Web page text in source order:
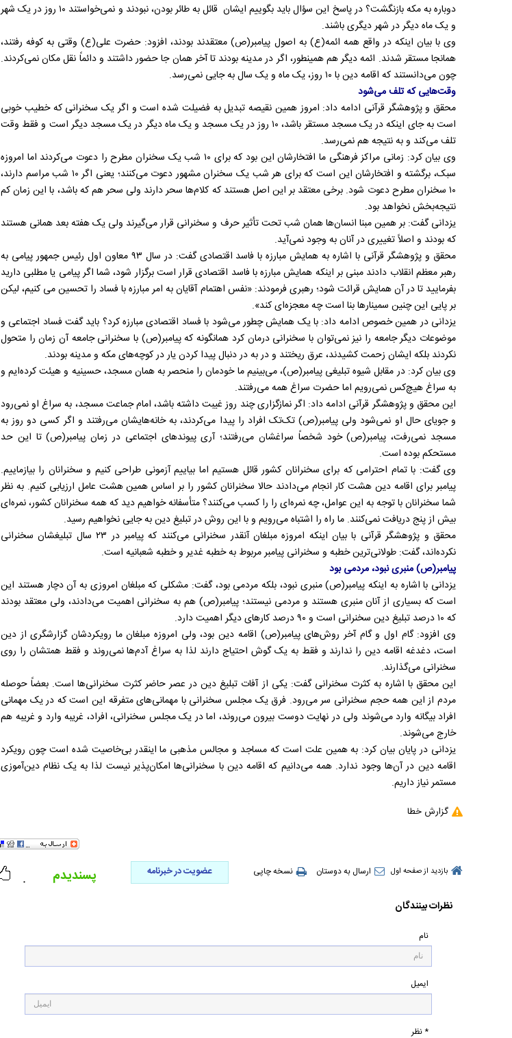
دوباره به مکه بازنگشت؟ در پاسخ این سؤال باید بگوییم ایشان قائل به طائر بودن، نبودند و نمی‌خواستند ۱۰ روز در یک شهر
و یک ماه دیگر در شهر دیگری باشند.
وی با بیان اینکه در واقع همه ائمه(ع) به اصول پیامبر(ص) معتقدند بودند، افزود: حضرت علی(ع) وقتی به کوفه رفتند،
همان‎جا مستقر شدند. ائمه دیگر هم همینطور، اگر در مدینه بودند تا آخر همان جا حضور داشتند و دائماً نقل مکان نمی‌کردند.
چون می‌دانستند که اقامه دین با ۱۰ روز، یک ماه و یک سال به جایی نمی‌رسد.
وقت‌هایی که تلف می‌شود
محقق و پژوهشگر قرآنی ادامه داد: امروز همین نقیصه تبدیل به فضیلت شده است و اگر یک سخنرانی که خطیب خوبی
است به جای اینکه در یک مسجد مستقر باشد، ۱۰ روز در یک مسجد و یک ماه دیگر در یک مسجد دیگر است و فقط وقت
تلف می‌کند و به نتیجه هم نمی‌رسد.
وی بیان کرد: زمانی مراکز فرهنگی ما افتخارشان این بود که برای ۱۰ شب یک سخنران مطرح را دعوت می‌کردند اما امروزه
سبک، برگشته و افتخارشان این است که برای هر شب یک سخنران مشهور دعوت می‌کنند؛ یعنی اگر ۱۰ شب مراسم دارند،
۱۰ سخنران مطرح دعوت شود. برخی معتقد بر این اصل هستند که کلام‌ها سحر دارند ولی سحر هم که باشد، با این زمان کم
نتیجه‌بخش نخواهد بود.
یزدانی گفت: بر همین مبنا انسان‌ها همان شب تحت تأثیر حرف و سخنرانی قرار می‌گیرند ولی یک هفته بعد همانی هستند
که بودند و اصلاً تغییری در آنان به وجود نمی‌آید.
محقق و پژوهشگر قرآنی با اشاره به همایش مبارزه با فاسد اقتصادی گفت: در سال ۹۳ معاون اول رئیس جمهور پیامی به
رهبر معظم انقلاب دادند مبنی بر اینکه همایش مبارزه با فاسد اقتصادی قرار است برگزار شود، شما اگر پیامی یا مطلبی دارید
بفرمایید تا در‌ آن همایش قرائت شود؛ رهبری فرمودند: «نفس اهتمام آقایان به امر مبارزه با فساد را تحسین می کنیم، لیکن
بر پایی این چنین سمینارها بنا است چه معجزه‌ای کند».
یزدانی در همین خصوص ادامه داد: با یک همایش چطور می‌شود با فساد اقتصادی مبارزه کرد؟ باید گفت فساد اجتماعی و
موضوعات دیگر جامعه را نیز نمی‌توان با سخنرانی درمان کرد همانگونه که پیامبر(ص) با سخنرانی جامعه آن زمان را متحول
نکردند بلکه ایشان زحمت کشیدند، عرق ریختند و در به در دنبال پیدا کردن یار در کوچه‌های مکه و مدینه بودند.
وی بیان کرد: در مقابل شیوه تبلیغی پیامبر(ص)، می‌بینیم ما خودمان را منحصر به همان مسجد، حسینیه و هیئت کرده‌ایم و
به سراغ هیچ‌کس نمی‌رویم اما حضرت سراغ همه می‌رفتند.
این محقق و پژوهشگر قرآنی ادامه داد: اگر نمازگزاری چند روز غیبت داشته باشد، امام جماعت مسجد، به سراغ او نمی‌رود
و جویای حال او نمی‌شود ولی پیامبر(ص) تک‌تک افراد را پیدا می‌کردند، به خانه‌هایشان می‌رفتند و اگر کسی دو روز به
مسجد نمی‌رفت، پیامبر(ص) خود شخصاً سراغشان می‌رفتند؛ آری پیوندهای اجتماعی در زمان پیامبر(ص) تا این حد
مستحکم بوده است.
وی گفت: با تمام احترامی که برای سخنرانان کشور قائل هستیم اما بیاییم آزمونی طراحی کنیم و سخنرانان را بیازماییم.
پیامبر برای اقامه دین هشت کار انجام می‌دادند حالا سخنرانان کشور را بر اساس همین هشت عامل ارزیابی کنیم. به نظر
شما سخنرانان با توجه به این عوامل، چه نمره‌ای را را کسب می‌کنند؟ متأسفانه خواهیم دید که همه سخنرانان کشور، نمره‌ای
بیش از پنج دریافت نمی‌کنند. ما راه را اشتباه می‌رویم و با این روش در تبلیغ دین به جایی نخواهیم رسید.
محقق و پژوهشگر قرآنی با بیان اینکه امروزه مبلغان آنقدر سخنرانی می‌کنند که پیامبر در ۲۳ سال تبلیغشان سخنرانی
نکرده‌اند، گفت: طولانی‌ترین خطبه و سخنرانی پیامبر مربوط به خطبه غدیر و خطبه شعبانیه است.
پیامبر(ص) منبری نبود، مردمی بود
یزدانی با اشاره به اینکه پیامبر(ص) منبری نبود، بلکه مردمی بود، گفت: مشکلی که مبلغان امروزی به آن دچار هستند این
است که بسیاری از آنان منبری هستند و مردمی نیستند؛ پیامبر(ص) هم به سخنرانی اهمیت می‌دادند، ولی معتقد بودند
که ۱۰ درصد تبلیغ دین سخنرانی است و ۹۰ درصد کارهای دیگر اهمیت دارد.
وی افزود: گام اول و گام آخر روش‌های پیامبر(ص) اقامه دین بود، ولی امروزه مبلغان ما رویکردشان گزارشگری از دین
است، دغدغه اقامه دین را ندارند و فقط به یک گوش احتیاج دارند لذا به سراغ آدم‌ها نمی‌روند و فقط همتشان را روی
سخنرانی می‌گذارند.
این محقق با اشاره به کثرت سخنرانی گفت: یکی از آفات تبلیغ دین در عصر حاضر کثرت سخنرانی‌ها است. بعضاً حوصله
مردم از این همه حجم سخنرانی سر می‌رود. فرق یک مجلس سخنرانی با مهمانی‌های متفرقه این است که در یک مهمانی
افراد بیگانه وارد می‌شوند ولی در نهایت دوست بیرون می‌روند، اما در یک مجلس سخنرانی، افراد، غریبه وارد و غریبه هم
خارج می‌شوند.
یزدانی در پایان بیان کرد: به همین علت است که مساجد و مجالس مذهبی ما اینقدر بی‌خاصیت شده است چون رویکرد
اقامه دین در آن‌ها وجود ندارد. همه می‌دانیم که اقامه دین با سخنرانی‌ها امکان‌پذیر نیست لذا به یک نظام دین‌آموزی
مستمر نیاز داریم.
گزارش خطا
بازدید از صفحه اول ارسال به دوستان نسخه چاپی عضویت در خبرنامه
۰ پسندیدم
نظرات بینندگان
نام
ایمیل
* نظر